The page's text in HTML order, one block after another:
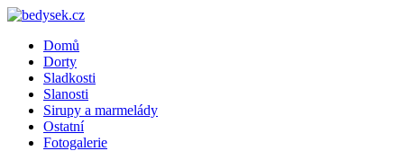
Skip
contentDomů
Dorty
Sladkosti
Slanosti
Sirupy a marmelády
Ostatní
Fotogalerie